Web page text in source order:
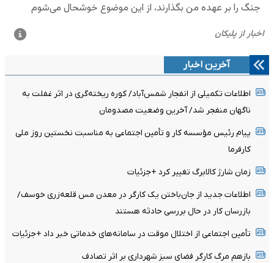
آخرین اخبار
اطلاعات تکمیلی از انفجار شمس‌آباد/ کوره ریخته‌گری در اثر غفلت به
ناگهان منفجر شد/ آخرین وضعیت مصدومان
پیام رئیس مؤسسه کار و تأمین اجتماعی به مناسبت نخستین روز ملی
کارفرما
زمان شارژ کالابرگ تغییر کرد +جزئیات
اطلاعات جدید از جان‌باختن یک کارگر در معدن مس قلعه‌زری خوسف/
بازرسان کار در حال بررسی حادثه هستند
تأمین اجتماعی از اختلال موقت در سامانه‌های خدماتی خبر داد +جزئیات
بازهم مرگ کارگر فضای سبز شهرداری بر اثر تصادف